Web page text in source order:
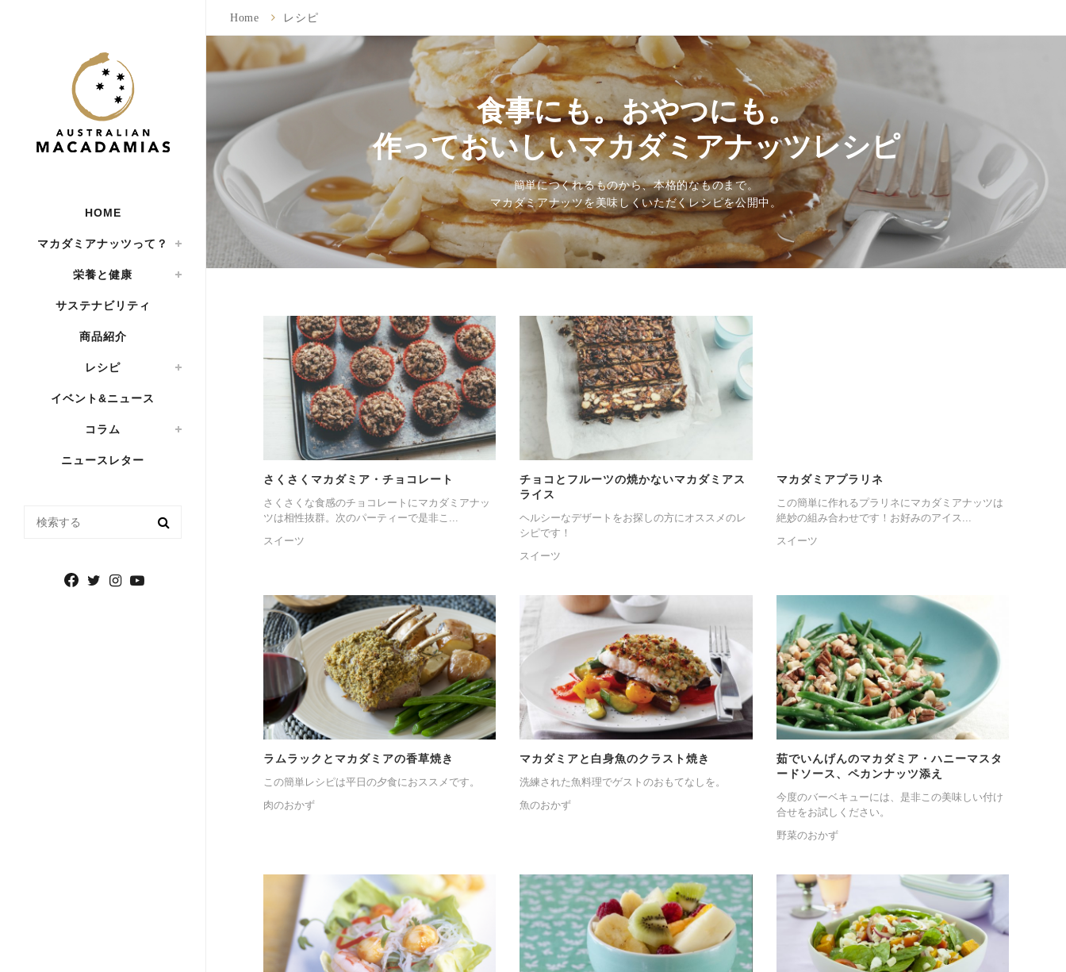
HOME
マカダミアナッツって？
栄養と健康
サステナビリティ
商品紹介
レシピ
イベント&ニュース
コラム
ニュースレター
Home レシピ
食事にも。おやつにも。
作っておいしいマカダミアナッツレシピ
簡単につくれるものから、本格的なものまで。
マカダミアナッツを美味しくいただくレシピを公開中。
さくさくマカダミア・チョコレート
さくさくな食感のチョコレートにマカダミアナッ
ツは相性抜群。次のパーティーで是非こ...
スイーツ
チョコとフルーツの焼かないマカダミアス
ライス
ヘルシーなデザートをお探しの方にオススメのレ
シピです！
スイーツ
マカダミアプラリネ
この簡単に作れるプラリネにマカダミアナッツは
絶妙の組み合わせです！お好みのアイス...
スイーツ
ラムラックとマカダミアの香草焼き
この簡単レシピは平日の夕食におススメです。
肉のおかず
マカダミアと白身魚のクラスト焼き
洗練された魚料理でゲストのおもてなしを。
魚のおかず
茹でいんげんのマカダミア・ハニーマスタ
ードソース、ペカンナッツ添え
今度のバーベキューには、是非この美味しい付け
合せをお試しください。
野菜のおかず